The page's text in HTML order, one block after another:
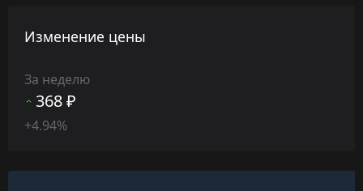
Изменение цены
За неделю
368 ₽
+4.94%